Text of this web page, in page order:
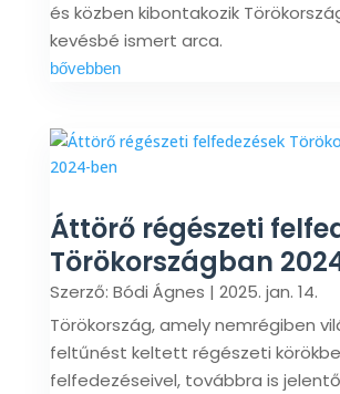
és közben kibontakozik
kevésbé ismert arca.
bővebben
Áttörő régészeti
Törökországban
Szerző: Bódi Ágnes | 2025. jan. 14.
Törökország, amely nemrégiben
feltűnést keltett régészeti
felfedezéseivel, továbbra is